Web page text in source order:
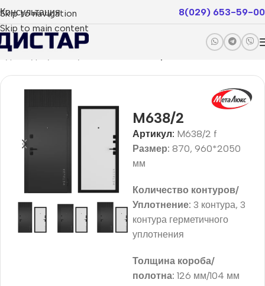
Skip to navigation
Skip to main content
Консультация 8(029) 653-59-00
двери
M638/2
Артикул: M638/2 f
Размер: 870, 960*2050
мм
Количество контуров/
Уплотнение: 3 контура, 3
контура герметичного
уплотнения
Толщина короба/
полотна: 126 мм/104 мм